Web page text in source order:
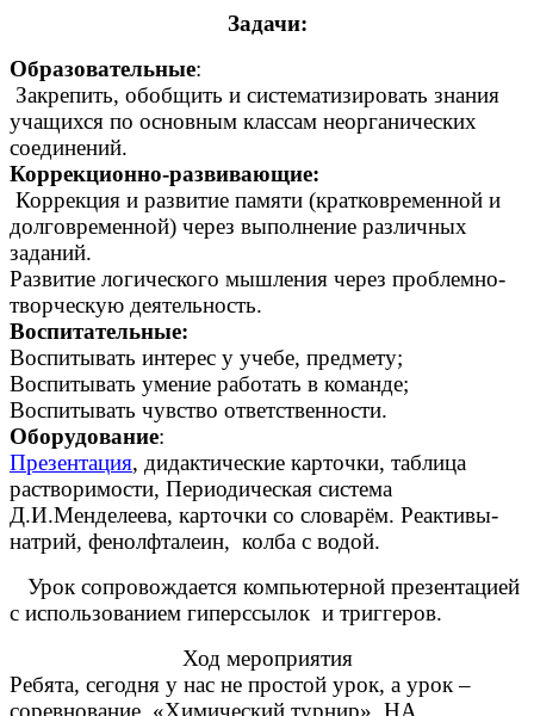
Задачи:
Образовательные:
Закрепить, обобщить и систематизировать знания
учащихся по основным классам неорганических
соединений.
Коррекционно-развивающие:
Коррекция и развитие памяти (кратковременной и
долговременной) через выполнение различных
заданий.
Развитие логического мышления через проблемно-
творческую деятельность.
Воспитательные:
Воспитывать интерес у учебе, предмету;
Воспитывать умение работать в команде;
Воспитывать чувство ответственности.
Оборудование:
Презентация, дидактические карточки, таблица
растворимости, Периодическая система
Д.И.Менделеева, карточки со словарём. Реактивы-
натрий, фенолфталеин, колба с водой.
Урок сопровождается компьютерной презентацией
с использованием гиперссылок и триггеров.
Ход мероприятия
Ребята, сегодня у нас не простой урок, а урок –